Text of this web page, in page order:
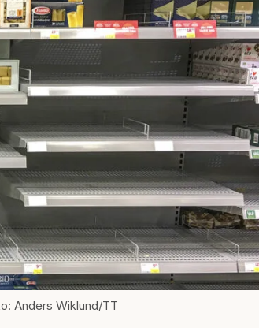
Anders Wiklund/TT